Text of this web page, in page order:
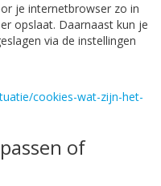
je internetbrowser zo in
opslaat. Daarnaast kun je
via de instellingen
cookies-wat-zijn-het-
of